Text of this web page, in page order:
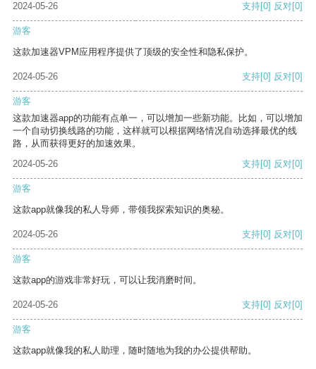
2024-05-26
支持[0] 反对[0]
游客
这款加速器VPM应用程序提供了顶级的安全性和隐私保护。
2024-05-26 支持[0] 反对[0]
游客
这款加速器app的功能有点单一，可以增加一些新功能。比如，可以增加
一个自动切换线路的功能，这样就可以根据网络情况自动选择最优的线
路，从而获得更好的加速效果。
2024-05-26
支持[0] 反对[0]
游客
这款app就像我的私人导师，带领我探索知识的奥秘。
2024-05-26 支持[0] 反对[0]
游客
这款app的游戏非常好玩，可以让我消磨时间。
2024-05-26 支持[0] 反对[0]
游客
这款app就像我的私人助理，随时随地为我的办公提供帮助。